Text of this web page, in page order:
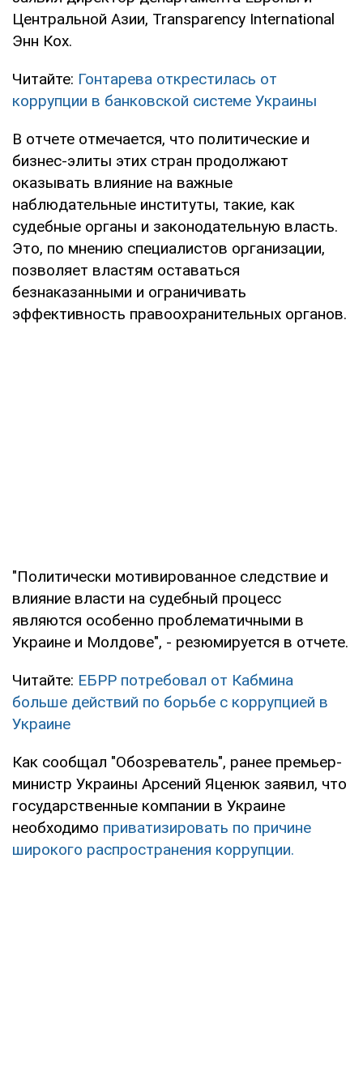
Центральной Азии, Transparency International
Энн Кох.
Читайте: Гонтарева открестилась от
коррупции в банковской системе Украины
В отчете отмечается, что политические и
бизнес-элиты этих стран продолжают
оказывать влияние на важные
наблюдательные институты, такие, как
судебные органы и законодательную власть.
Это, по мнению специалистов организации,
позволяет властям оставаться
безнаказанными и ограничивать
эффективность правоохранительных органов.
"Политически мотивированное следствие и
влияние власти на судебный процесс
являются особенно проблематичными в
Украине и Молдове", - резюмируется в отчете.
Читайте: ЕБРР потребовал от Кабмина
больше действий по борьбе с коррупцией в
Украине
Как сообщал "Обозреватель", ранее премьер-
министр Украины Арсений Яценюк заявил, что
государственные компании в Украине
необходимо приватизировать по причине
широкого распространения коррупции.